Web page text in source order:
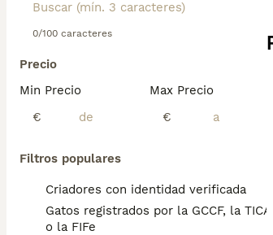
0/100 caracteres
Precio
Min Precio
€
Max Precio
€
Filtros populares
Criadores con identidad verificada
Gatos registrados por la GCCF, la TICA
o la FIFe